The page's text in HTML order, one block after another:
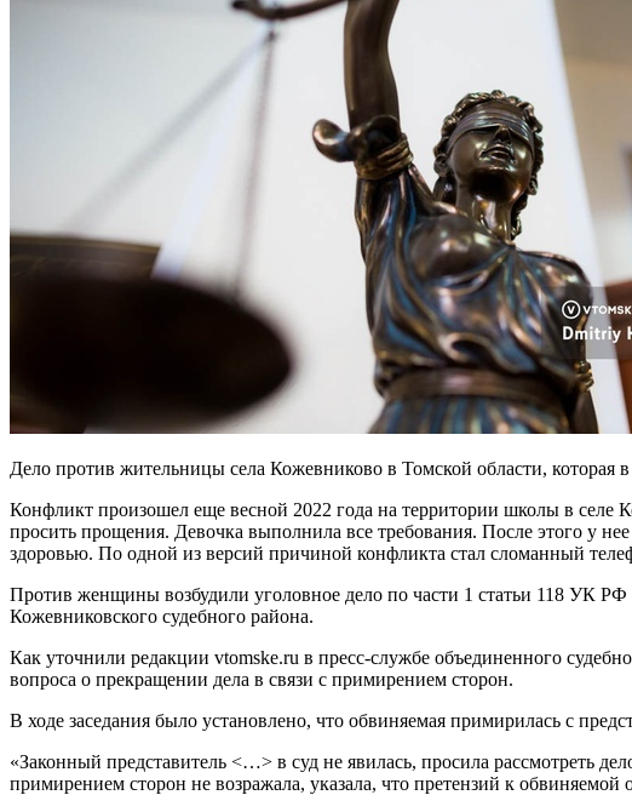
Дело против жительницы села Кожевниково в Томской области, которая
Конфликт произошел еще весной 2022 года на территории школы в селе
просить прощения. Девочка выполнила все требования. После этого у
здоровью. По одной из версий причиной конфликта стал сломанный
Против женщины возбудили уголовное дело по части 1 статьи 118 УК
Кожевниковского судебного района.
Как уточнили редакции vtomske.ru в пресс-службе объединенного
вопроса о прекращении дела в связи с примирением сторон.
В ходе заседания было установлено, что обвиняемая примирилась с
«Законный представитель <…> в суд не явилась, просила рассмотреть
примирением сторон не возражала, указала, что претензий к